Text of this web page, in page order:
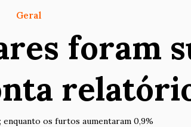
Geral
foram
enquanto os furtos aumentaram 0,9%